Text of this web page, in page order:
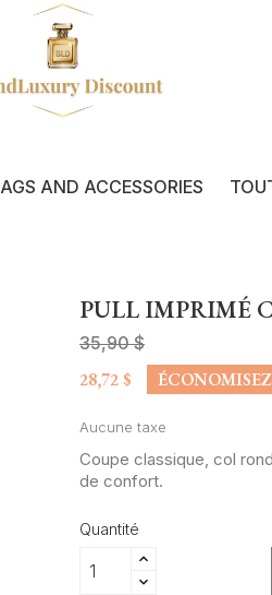
AND ACCESSORIES
PULL IMPRIMÉ
35,90 $
28,72 $
Aucune taxe
Coupe classique, col
de confort.
Quantité